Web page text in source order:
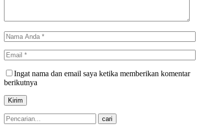
Ingat nama dan email saya ketika memberikan komentar
berikutnya